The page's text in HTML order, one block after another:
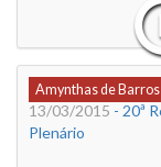
Amynthas de Barros
13/03/2015 - 20ª
Plenário